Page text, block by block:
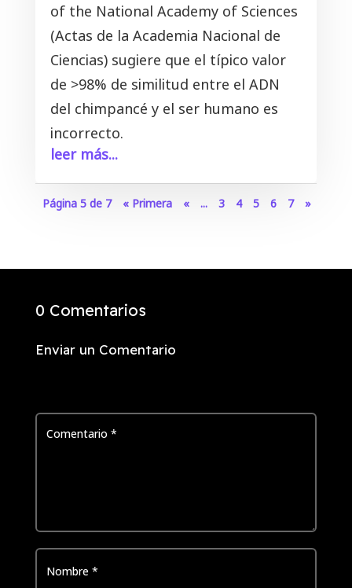
of the National Academy of Sciences
(Actas de la Academia Nacional de
Ciencias) sugiere que el típico valor
de >98% de similitud entre el ADN
del chimpancé y el ser humano es
incorrecto.
leer más...
Página 5 de 7 « Primera « ... 3 4 5 6 7 »
0 Comentarios
Enviar un Comentario